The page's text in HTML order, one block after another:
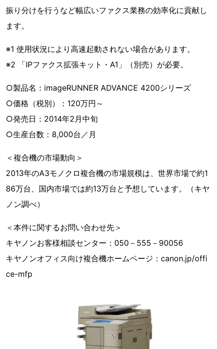
振り分けを行うなど幅広いファクス業務の効率化に貢献し
ます。
※1 使用状況により高速起動されない場合があります。
※2 「IPファクス拡張キット・A1」（別売）が必要。
○製品名：imageRUNNER ADVANCE 4200シリーズ
○価格（税別）：120万円～
○発売日：2014年2月中旬
○生産台数：8,000台／月
＜複合機の市場動向＞
2013年のA3モノクロ複合機の市場規模は、世界市場で約1
86万台、国内市場では約13万台と予想しています。（キヤ
ノン調べ）
＜本件に関するお問い合わせ先＞
キヤノンお客様相談センター：050－555－90056
キヤノンオフィス向け複合機ホームページ：canon.jp/offi
ce-mfp